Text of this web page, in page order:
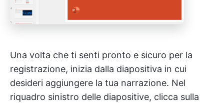
Una volta che ti senti pronto e sicuro per la
registrazione, inizia dalla diapositiva in cui
desideri aggiungere la tua narrazione. Nel
riquadro sinistro delle diapositive, clicca sulla